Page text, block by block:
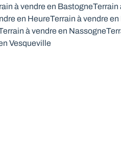
à vendre en BastogneTerrain
en HeureTerrain à vendre
à vendre en Nassogne
Vesqueville